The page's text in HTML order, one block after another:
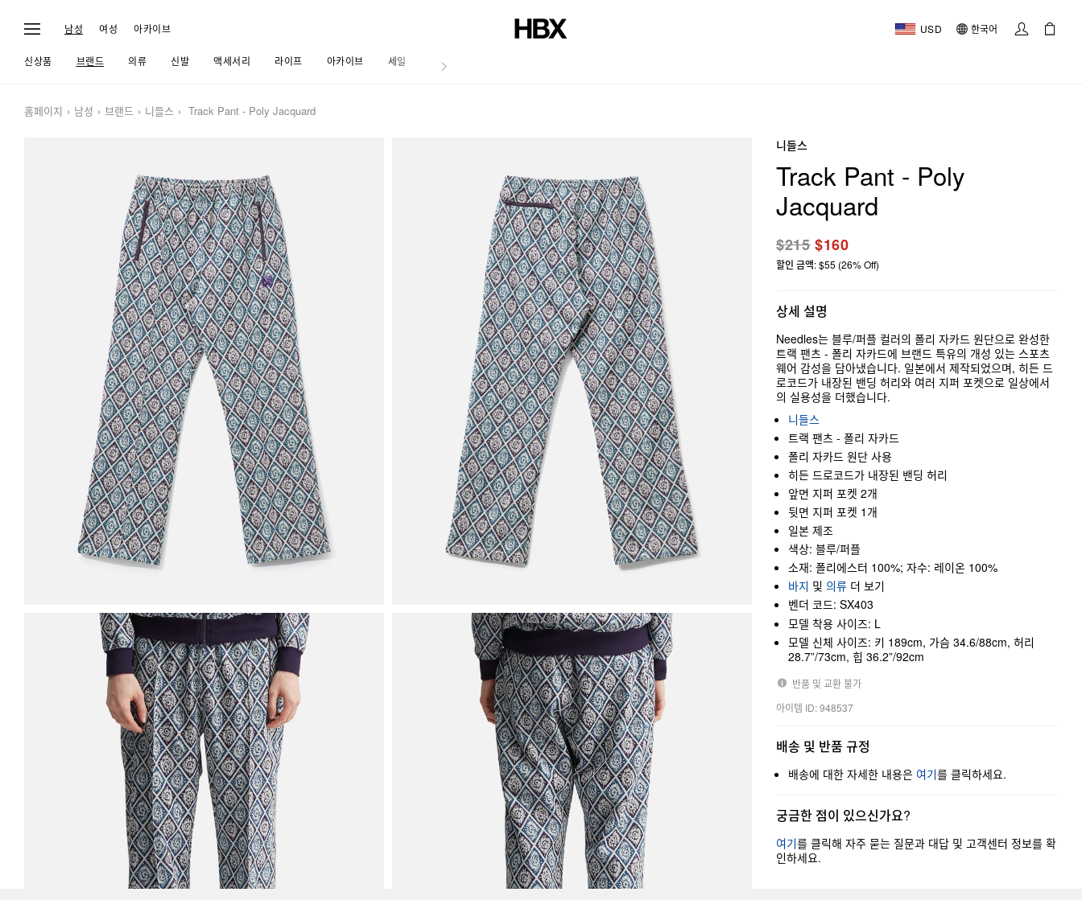
남성 여성 아카이브 USD 한국어
신상품 브랜드 의류 신발 액세서리 라이프 아카이브 세일 저널
홈페이지 남성 브랜드 니들스 Track Pant - Poly Jacquard
니들스
Track Pant - Poly
Jacquard
$215$160
할인 금액: $55 (26% Off)
상세 설명
Needles는 블루/퍼플 컬러의 폴리 자카드 원단으로 완성한
트랙 팬츠 - 폴리 자카드에 브랜드 특유의 개성 있는 스포츠
웨어 감성을 담아냈습니다. 일본에서 제작되었으며, 히든 드
로코드가 내장된 밴딩 허리와 여러 지퍼 포켓으로 일상에서
의 실용성을 더했습니다.
니들스
트랙 팬츠 - 폴리 자카드
폴리 자카드 원단 사용
히든 드로코드가 내장된 밴딩 허리
앞면 지퍼 포켓 2개
뒷면 지퍼 포켓 1개
일본 제조
색상: 블루/퍼플
소재: 폴리에스터 100%; 자수: 레이온 100%
바지 및 의류 더 보기
벤더 코드: SX403
모델 착용 사이즈: L
모델 신체 사이즈: 키 189cm, 가슴 34.6/88cm, 허리
28.7”/73cm, 힙 36.2”/92cm
반품 및 교환 불가
아이템 ID: 948537
배송 및 반품 규정
배송에 대한 자세한 내용은 여기를 클릭하세요.
궁금한 점이 있으신가요?
여기를 클릭해 자주 묻는 질문과 대답 및 고객센터 정보를 확
인하세요.